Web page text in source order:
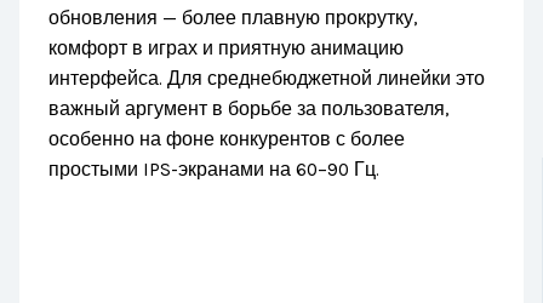
обновления — более плавную прокрутку,
комфорт в играх и приятную анимацию
интерфейса. Для среднебюджетной линейки это
важный аргумент в борьбе за пользователя,
особенно на фоне конкурентов с более
простыми IPS-экранами на 60–90 Гц.